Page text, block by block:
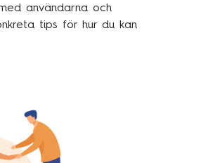
användarna och
tips för hur du kan